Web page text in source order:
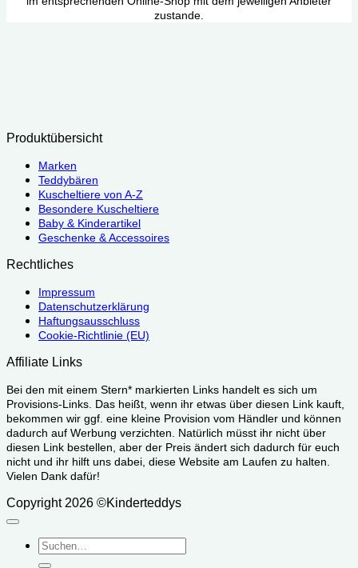
zustande.
Produktübersicht
Marken
Teddybären
Kuscheltiere von A-Z
Besondere Kuscheltiere
Baby & Kinderartikel
Geschenke & Accessoires
Rechtliches
Impressum
Datenschutzerklärung
Haftungsausschluss
Cookie-Richtlinie (EU)
Affiliate Links
Bei den mit einem Stern* markierten Links handelt es sich um
Provisions-Links. Das heißt, wenn ihr etwas über diesen Link kauft,
bekommen wir ggf. eine kleine Provision vom Händler und können
dadurch auf Werbung verzichten. Natürlich müsst ihr nicht über
diesen Link bestellen, aber der Preis ändert sich dadurch für euch
nicht und ihr hilft uns dabei, diese Website am Laufen zu halten.
Vielen Dank dafür!
Copyright 2026 ©Kinderteddys
Suchen
nach: